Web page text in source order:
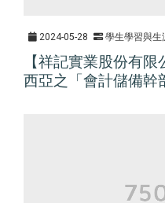
2024-05-28 學生學習與生
【祥記實業股份有
西亞之「會計儲備幹